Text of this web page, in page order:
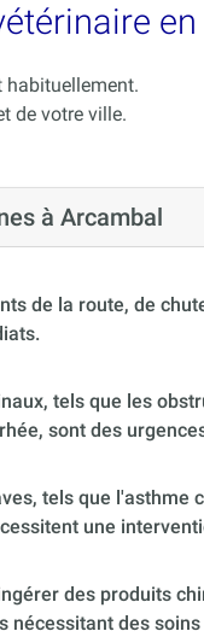
en
habituellement.
de votre ville.
à Arcambal
de la route, de
tels que les
sont des
tels que l'asthme
une
des produits
nécessitant des